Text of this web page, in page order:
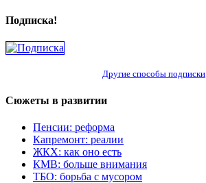
Подписка!
Другие способы подписки
Сюжеты в развитии
Пенсии: реформа
Капремонт: реалии
ЖКХ: как оно есть
КМВ: больше внимания
ТБО: борьба с мусором